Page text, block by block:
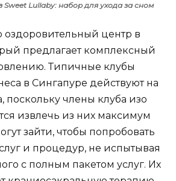
Sweet Lullaby: набор для ухода за сном
оздоровительный центр в
предлагает комплексный
Типичные клубы
в Сингапуре действуют на
поскольку члены клуба изо
извлечь из них максимум
зайти, чтобы попробовать
и процедур, не испытывая
с полным пакетом услуг. Их